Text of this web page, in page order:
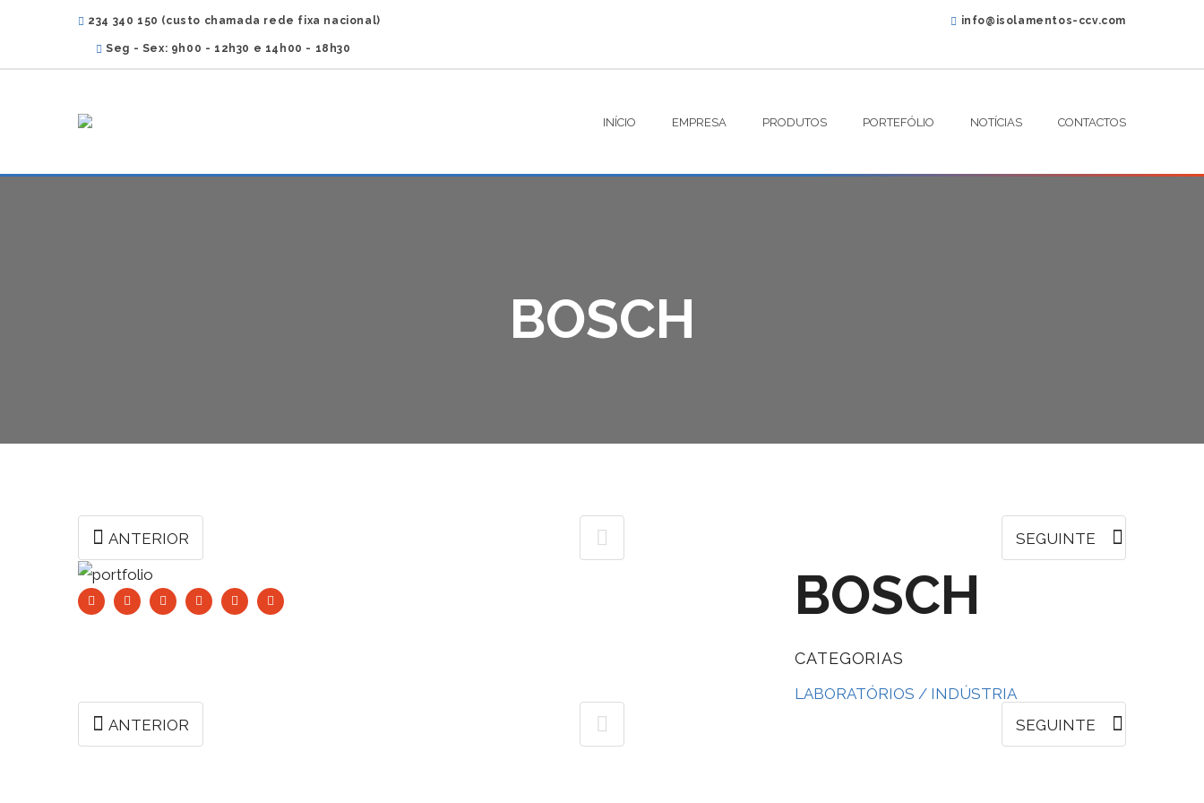
234 340 150 (custo chamada rede fixa nacional)
Seg - Sex: 9h00 - 12h30 e 14h00 - 18h30
info@isolamentos-ccv.com
INÍCIO EMPRESA PRODUTOS PORTEFÓLIO NOTÍCIAS CONTACTOS
BOSCH
ANTERIOR SEGUINTE
BOSCH
CATEGORIAS
LABORATÓRIOS / INDÚSTRIA
ANTERIOR
SEGUINTE